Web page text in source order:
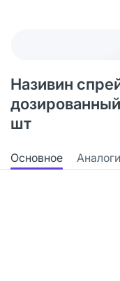
Називин
шт
Основное Аналоги